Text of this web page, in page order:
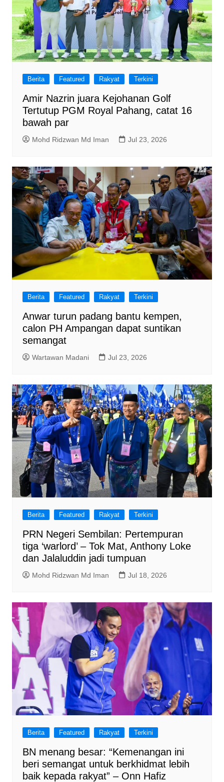
Berita Featured Rakyat Terkini
Amir Nazrin juara Kejohanan Golf
Tertutup PGM Royal Pahang, catat 16
bawah par
Mohd Ridzwan Md Iman Jul 23, 2026
Berita Featured Rakyat Terkini
Anwar turun padang bantu kempen,
calon PH Ampangan dapat suntikan
semangat
Wartawan Madani Jul 23, 2026
Berita Featured Rakyat Terkini
PRN Negeri Sembilan: Pertempuran
tiga ‘warlord’ – Tok Mat, Anthony Loke
dan Jalaluddin jadi tumpuan
Mohd Ridzwan Md Iman Jul 18, 2026
Berita Featured Rakyat Terkini
BN menang besar: “Kemenangan ini
beri semangat untuk berkhidmat lebih
baik kepada rakyat” – Onn Hafiz